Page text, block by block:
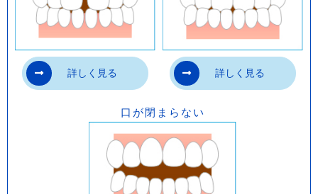
ピース型矯正装置（インビザライン）に使
用される材料そのものは薬事承認されてお
り、安全にご使用いただけます。
・マウスピース型矯正装置（インビザライ
ン）は医薬品医療機器等法（薬機法）の承
・マウスピース型矯正装置（インビザライ
ン）は厚生労働省に認可を得た材料を使用
詳しく見る 詳しく見る
口が閉まらない